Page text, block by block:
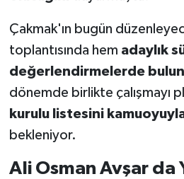
Çakmak'ın bugün
toplantısında hem adaylık
değerlendirmelerde
dönemde birlikte çalışmayı
kurulu listesini
bekleniyor.
Ali Osman Avşar da